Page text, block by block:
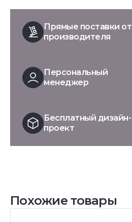
Прямые поставки от
производителя
Персональный
менеджер
Бесплатный дизайн-
проект
Похожие товары